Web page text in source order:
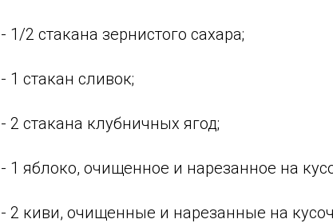
- 1/2 стакана зернистого сахара;
- 1 стакан сливок;
- 2 стакана клубничных ягод;
- 1 яблоко, очищенное и нарезанное на
- 2 киви, очищенные и нарезанные на